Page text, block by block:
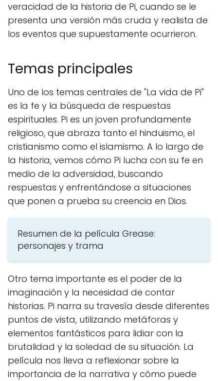
veracidad de la historia de Pi, cuando se le
presenta una versión más cruda y realista de
los eventos que supuestamente ocurrieron.
Temas principales
Uno de los temas centrales de "La vida de Pi"
es la fe y la búsqueda de respuestas
espirituales. Pi es un joven profundamente
religioso, que abraza tanto el hinduismo, el
cristianismo como el islamismo. A lo largo de
la historia, vemos cómo Pi lucha con su fe en
medio de la adversidad, buscando
respuestas y enfrentándose a situaciones
que ponen a prueba su creencia en Dios.
Resumen de la película Grease:
personajes y trama
Otro tema importante es el poder de la
imaginación y la necesidad de contar
historias. Pi narra su travesía desde diferentes
puntos de vista, utilizando metáforas y
elementos fantásticos para lidiar con la
brutalidad y la soledad de su situación. La
película nos lleva a reflexionar sobre la
importancia de la narrativa y cómo puede